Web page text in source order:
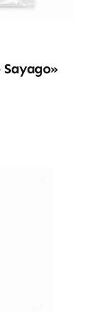
Sayago»